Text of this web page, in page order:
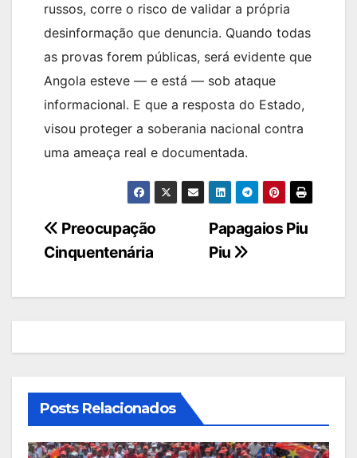
russos, corre o risco de validar a própria
desinformação que denuncia. Quando todas
as provas forem públicas, será evidente que
Angola esteve — e está — sob ataque
informacional. E que a resposta do Estado,
visou proteger a soberania nacional contra
uma ameaça real e documentada.
Navegação
de
artigos
Papagaios Piu
Piu
Preocupação
Cinquentenária
Posts Relacionados